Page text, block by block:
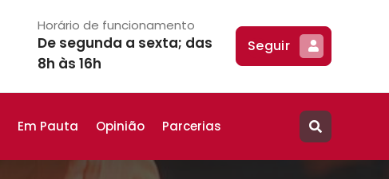
Horário de funcionamento
De segunda a sexta; das
8h às 16h
Seguir
Em Pauta Opinião Parcerias